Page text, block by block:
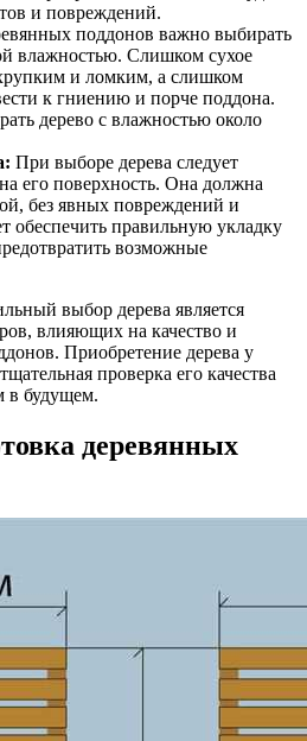
и повреждений.
поддонов важно выбирать
влажностью. Слишком сухое
и ломким, а слишком
к гниению и порче поддона.
дерево с влажностью около
При выборе дерева следует
его поверхность. Она должна
без явных повреждений и
обеспечить правильную укладку
возможные
выбор дерева является
влияющих на качество и
Приобретение дерева у
проверка его качества
в будущем.
деревянных